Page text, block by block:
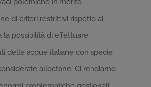
di criteri restrittivi rispetto al
la possibilità di effettuare
delle acque italiane con specie
alloctone. Ci rendiamo